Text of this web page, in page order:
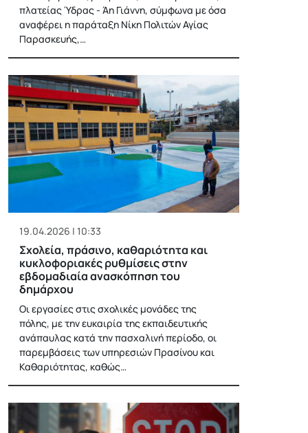
πλατείας Ύδρας - Άη Γιάννη, σύμφωνα με όσα
αναφέρει η παράταξη Νίκη Πολιτών Αγίας
Παρασκευής,…
19.04.2026 | 10:33
Σχολεία, πράσινο, καθαριότητα και
κυκλοφοριακές ρυθμίσεις στην
εβδομαδιαία ανασκόπηση του
δημάρχου
Οι εργασίες στις σχολικές μονάδες της
πόλης, με την ευκαιρία της εκπαιδευτικής
ανάπαυλας κατά την πασχαλινή περίοδο, οι
παρεμβάσεις των υπηρεσιών Πρασίνου και
Καθαριότητας, καθώς…